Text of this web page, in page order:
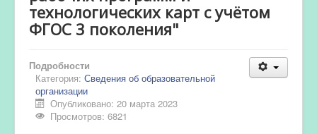
технологических карт с учётом
ФГОС 3 поколения"
Подробности
Категория: Сведения об образовательной
организации
Опубликовано: 20 марта 2023
Просмотров: 6821